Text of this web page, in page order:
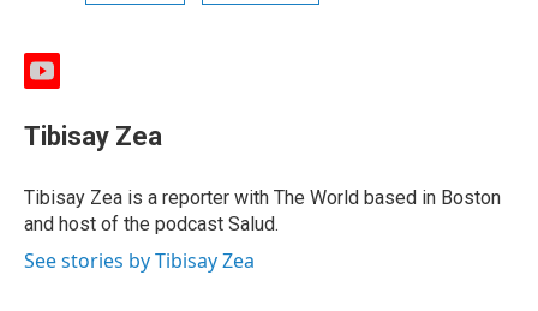
y
u
t
b
e
Tibisay Zea
Tibisay Zea is a reporter with The World based in Boston
and host of the podcast Salud.
See stories by Tibisay Zea